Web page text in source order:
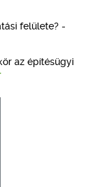
felülete? -
az építésügyi